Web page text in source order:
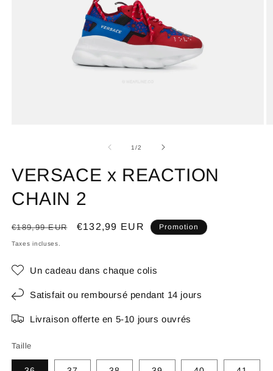
1/de
2
VERSACE x REACTION
CHAIN 2
Prix
habituel
€189,99 EUR
Prix
€132,99 EUR Promotion
Taxes incluses.
Un cadeau dans chaque colis
Satisfait ou remboursé pendant 14 jours
Livraison offerte en 5-10 jours ouvrés
Taille